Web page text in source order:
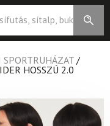
SPORTRUHÁZAT /
HOSSZÚ 2.0